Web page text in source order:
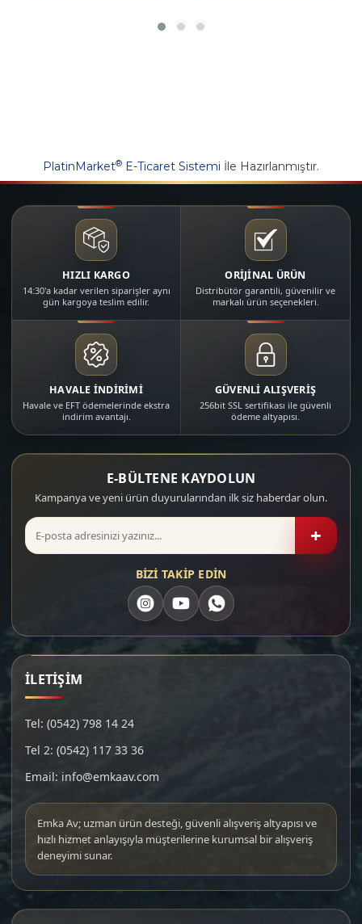
PlatinMarket® E-Ticaret Sistemi İle Hazırlanmıştır.
HIZLI KARGO
14:30'a kadar verilen siparişler aynı
gün kargoya teslim edilir.
ORİJİNAL ÜRÜN
Distribütör garantili, güvenilir ve
markalı ürün seçenekleri.
HAVALE İNDİRİMİ
Havale ve EFT ödemelerinde ekstra
indirim avantajı.
GÜVENLİ ALIŞVERİŞ
256bit SSL sertifikası ile güvenli
ödeme altyapısı.
E-BÜLTENE KAYDOLUN
Kampanya ve yeni ürün duyurularından ilk siz haberdar olun.
+
BİZİ TAKİP EDİN
İLETİŞİM
Tel: (0542) 798 14 24
Tel 2: (0542) 117 33 36
Email: info@emkaav.com
Emka Av; uzman ürün desteği, güvenli alışveriş altyapısı ve
hızlı hizmet anlayışıyla müşterilerine kurumsal bir alışveriş
deneyimi sunar.